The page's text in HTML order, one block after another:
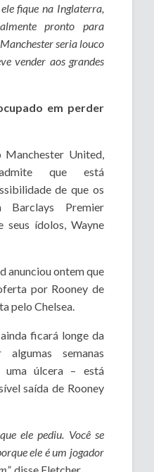
fique na Inglaterra,
pronto para
seria louco
vender aos grandes
em perder
United,
que está
de que os
Barclays Premier
seus ídolos, Wayne
anunciou ontem que
por Rooney de
pelo Chelsea.
ficará longe da
semanas
uma úlcera – está
saída de Rooney
ele pediu. Você se
ele é um jogador